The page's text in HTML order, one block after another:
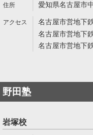
愛知県名古屋市
名古屋市営地下
名古屋市営地下
名古屋市営地下
野田塾
岩塚校